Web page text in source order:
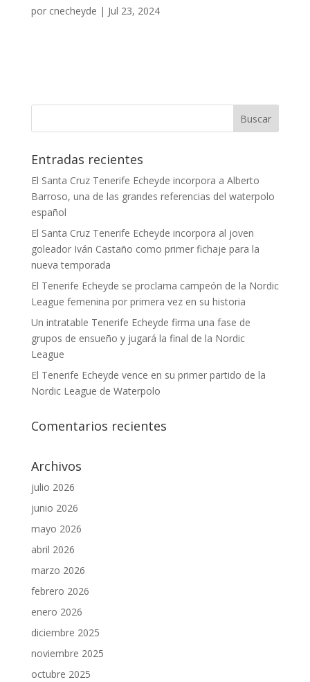
por cnecheyde | Jul 23, 2024
Entradas recientes
El Santa Cruz Tenerife Echeyde incorpora a Alberto
Barroso, una de las grandes referencias del waterpolo
español
El Santa Cruz Tenerife Echeyde incorpora al joven
goleador Iván Castaño como primer fichaje para la
nueva temporada
El Tenerife Echeyde se proclama campeón de la Nordic
League femenina por primera vez en su historia
Un intratable Tenerife Echeyde firma una fase de
grupos de ensueño y jugará la final de la Nordic
League
El Tenerife Echeyde vence en su primer partido de la
Nordic League de Waterpolo
Comentarios recientes
Archivos
julio 2026
junio 2026
mayo 2026
abril 2026
marzo 2026
febrero 2026
enero 2026
diciembre 2025
noviembre 2025
octubre 2025